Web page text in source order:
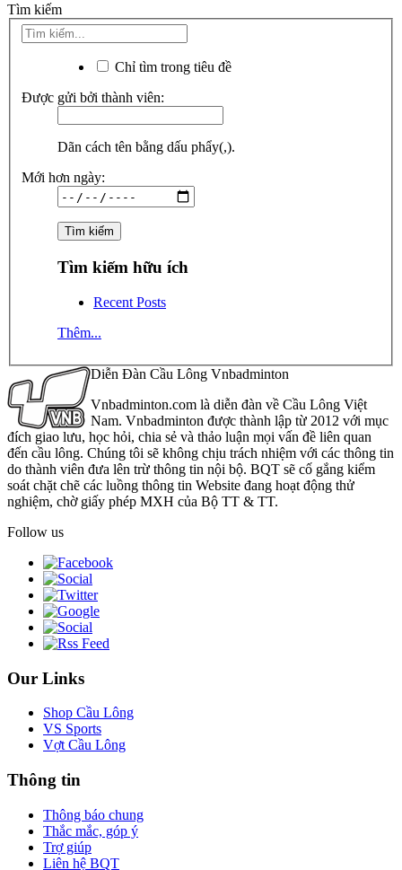
Tìm kiếm
Chỉ tìm trong tiêu đề
Được gửi bởi thành viên:
Dãn cách tên bằng dấu phẩy(,).
Mới hơn ngày:
Tìm kiếm hữu ích
Recent Posts
Thêm...
Diễn Đàn Cầu Lông Vnbadminton
Vnbadminton.com là diễn đàn về Cầu Lông Việt
Nam. Vnbadminton được thành lập từ 2012 với mục
đích giao lưu, học hỏi, chia sẻ và thảo luận mọi vấn đề liên quan
đến cầu lông. Chúng tôi sẽ không chịu trách nhiệm với các thông tin
do thành viên đưa lên trừ thông tin nội bộ. BQT sẽ cố gắng kiểm
soát chặt chẽ các luồng thông tin Website đang hoạt động thử
nghiệm, chờ giấy phép MXH của Bộ TT & TT.
Follow us
Our Links
Shop Cầu Lông
VS Sports
Vợt Cầu Lông
Thông tin
Thông báo chung
Thắc mắc, góp ý
Trợ giúp
Liên hệ BQT